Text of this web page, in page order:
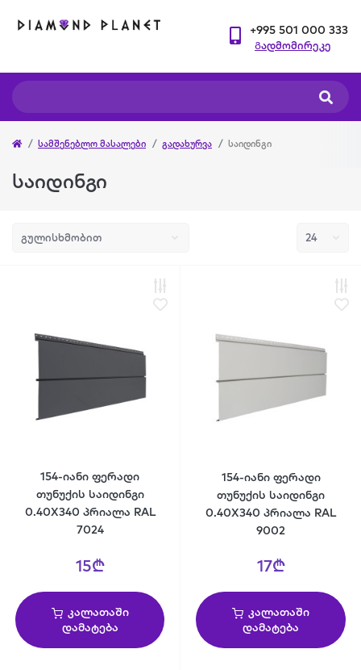
+995 501 000 333
Გადმომირეკე
სამშენებლო მასალები გადახურვა საიდინგი
საიდინგი
154-იანი ფერადი
თუნუქის საიდინგი
0.40X340 პრიალა RAL
7024
15₾
კალათაში
დამატება
154-იანი ფერადი
თუნუქის საიდინგი
0.40X340 პრიალა RAL
9002
17₾
კალათაში
დამატება